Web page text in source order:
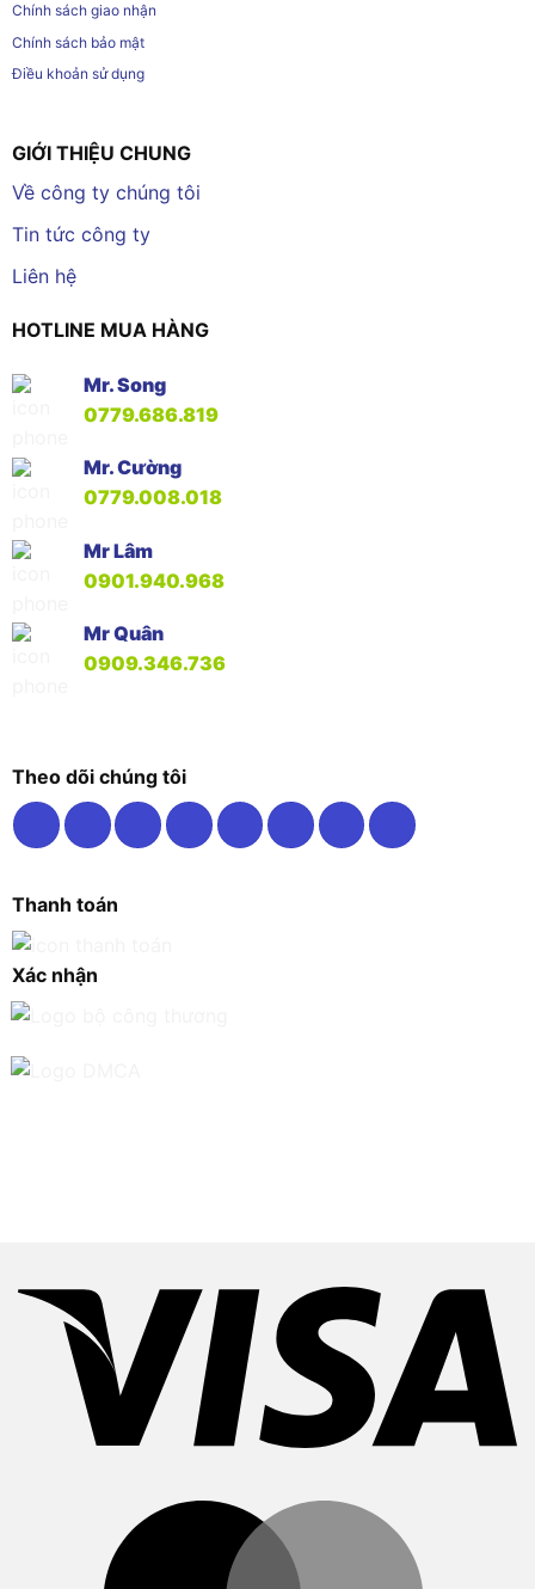
Chính sách giao nhận
Chính sách bảo mật
Điều khoản sử dụng
GIỚI THIỆU CHUNG
Về công ty chúng tôi
Tin tức công ty
Liên hệ
HOTLINE MUA HÀNG
Mr. Song
0779.686.819
Mr. Cường
0779.008.018
Mr Lâm
0901.940.968
Mr Quân
0909.346.736
Theo dõi chúng tôi
Thanh toán
Xác nhận